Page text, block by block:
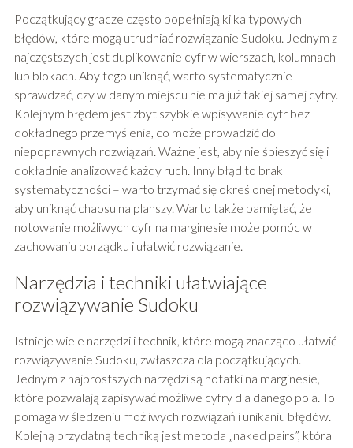
Początkujący gracze często popełniają kilka typowych
błędów, które mogą utrudniać rozwiązanie Sudoku. Jednym z
najczęstszych jest duplikowanie cyfr w wierszach, kolumnach
lub blokach. Aby tego uniknąć, warto systematycznie
sprawdzać, czy w danym miejscu nie ma już takiej samej cyfry.
Kolejnym błędem jest zbyt szybkie wpisywanie cyfr bez
dokładnego przemyślenia, co może prowadzić do
niepoprawnych rozwiązań. Ważne jest, aby nie śpieszyć się i
dokładnie analizować każdy ruch. Inny błąd to brak
systematyczności – warto trzymać się określonej metodyki,
aby uniknąć chaosu na planszy. Warto także pamiętać, że
notowanie możliwych cyfr na marginesie może pomóc w
zachowaniu porządku i ułatwić rozwiązanie.
Narzędzia i techniki ułatwiające
rozwiązywanie Sudoku
Istnieje wiele narzędzi i technik, które mogą znacząco ułatwić
rozwiązywanie Sudoku, zwłaszcza dla początkujących.
Jednym z najprostszych narzędzi są notatki na marginesie,
które pozwalają zapisywać możliwe cyfry dla danego pola. To
pomaga w śledzeniu możliwych rozwiązań i unikaniu błędów.
Kolejną przydatną techniką jest metoda „naked pairs”, która